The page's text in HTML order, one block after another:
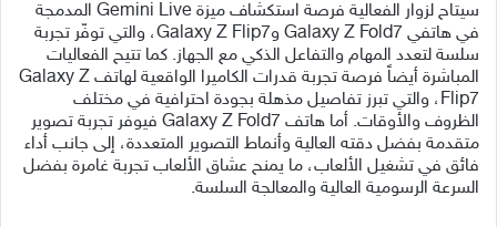
سيتاح لزوار الفعالية فرصة استكشاف ميزة Gemini Live المدمجة
في هاتفي Galaxy Z Fold7 وGalaxy Z Flip7، والتي توفّر تجربة
سلسة لتعدد المهام والتفاعل الذكي مع الجهاز. كما تتيح الفعاليات
المباشرة أيضاً فرصة تجربة قدرات الكاميرا الواقعية لهاتف Galaxy Z
Flip7، والتي تبرز تفاصيل مذهلة بجودة احترافية في مختلف
الظروف والأوقات. أما هاتف Galaxy Z Fold7 فيوفر تجربة تصوير
متقدمة بفضل دقته العالية وأنماط التصوير المتعددة، إلى جانب أداء
فائق في تشغيل الألعاب، ما يمنح عشاق الألعاب تجربة غامرة بفضل
السرعة الرسومية العالية والمعالجة السلسة.